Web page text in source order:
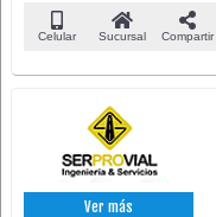
Celular Sucursal Compartir
Ver más